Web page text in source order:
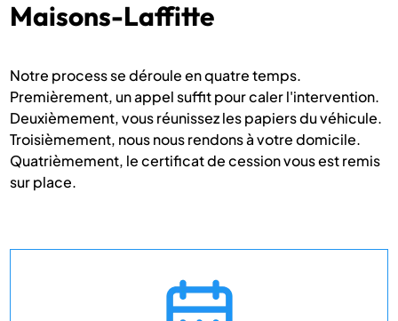
Maisons-Laffitte
Notre process se déroule en quatre temps.
Premièrement, un appel suffit pour caler l'intervention.
Deuxièmement, vous réunissez les papiers du véhicule.
Troisièmement, nous nous rendons à votre domicile.
Quatrièmement, le certificat de cession vous est remis
sur place.